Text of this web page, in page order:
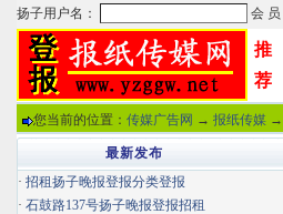
推
荐
您当前的位置： 传媒广告网 → 报纸传媒 →
最新发布
· 招租扬子晚报登报分类登报
· 石鼓路137号扬子晚报登报招租